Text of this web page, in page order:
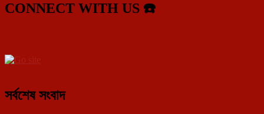
CONNECT WITH US ☎️
সর্বশেষ সংবাদ